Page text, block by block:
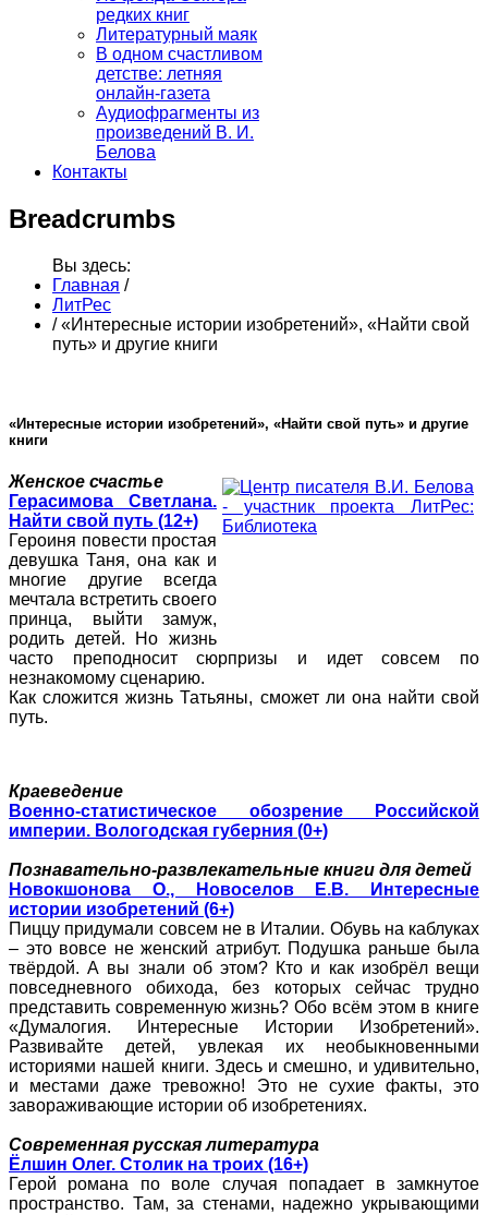
редких книг
Литературный маяк
В одном счастливом
детстве: летняя
онлайн-газета
Аудиофрагменты из
произведений В. И.
Белова
Контакты
Breadcrumbs
Вы здесь:
Главная /
ЛитРес
/ «Интересные истории изобретений», «Найти свой
путь» и другие книги
«Интересные истории изобретений», «Найти свой путь» и другие
книги
Женское счастье
Герасимова Светлана.
Найти свой путь (12+)
Героиня повести простая
девушка Таня, она как и
многие другие всегда
мечтала встретить своего
принца, выйти замуж,
родить детей. Но жизнь
часто преподносит сюрпризы и идет совсем по
незнакомому сценарию.
Как сложится жизнь Татьяны, сможет ли она найти свой
путь.
Краеведение
Военно-статистическое обозрение Российской
империи. Вологодская губерния (0+)
Познавательно-развлекательные книги для детей
Новокшонова О., Новоселов Е.В. Интересные
истории изобретений (6+)
Пиццу придумали совсем не в Италии. Обувь на каблуках
– это вовсе не женский атрибут. Подушка раньше была
твёрдой. А вы знали об этом? Кто и как изобрёл вещи
повседневного обихода, без которых сейчас трудно
представить современную жизнь? Обо всём этом в книге
«Думалогия. Интересные Истории Изобретений».
Развивайте детей, увлекая их необыкновенными
историями нашей книги. Здесь и смешно, и удивительно,
и местами даже тревожно! Это не сухие факты, это
завораживающие истории об изобретениях.
Современная русская литература
Ёлшин Олег. Столик на троих (16+)
Герой романа по воле случая попадает в замкнутое
пространство. Там, за стенами, надежно укрывающими